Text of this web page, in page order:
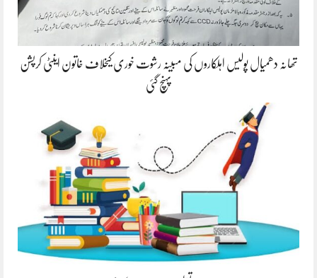
تھانہ دھمیال پولیس اہلکاروں کی مبینہ رشوت خوری کیخلاف خاتون اینٹی کرپشن
پہنچ گئی